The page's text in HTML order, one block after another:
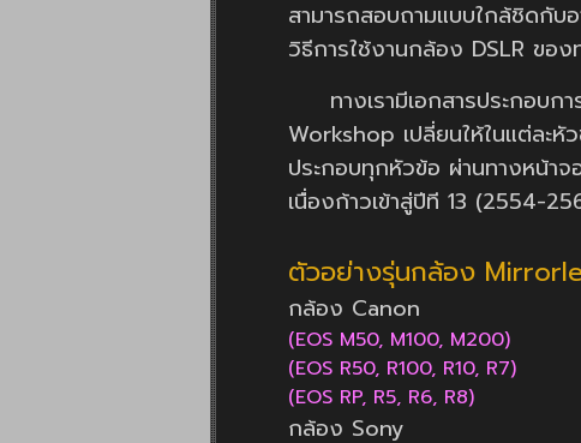
สามารถสอบถามแบบใกล้ชิดกับ
วิธีการใช้งานกล้อง DSLR ขอ
ทางเรามีเอกสารประกอบกา
Workshop เปลี่ยนให้ในแต่ละหั
ประกอบทุกหัวข้อ ผ่านทางหน้า
เนื่องก้าวเข้าสู่ปีที 13 (2554-
ตัวอย่างรุ่นกล้อง
กล้อง Canon
(EOS M50, M100, M200)
(EOS R50, R100, R10, R7)
(EOS RP, R5, R6, R8)
กล้อง Sony